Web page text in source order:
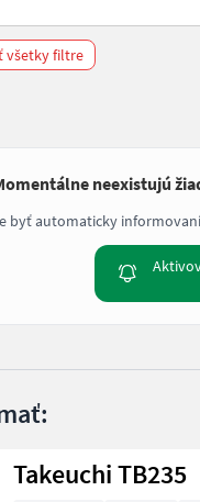
všetky filtre
neexistujú
byť automaticky
Takeuchi TB235